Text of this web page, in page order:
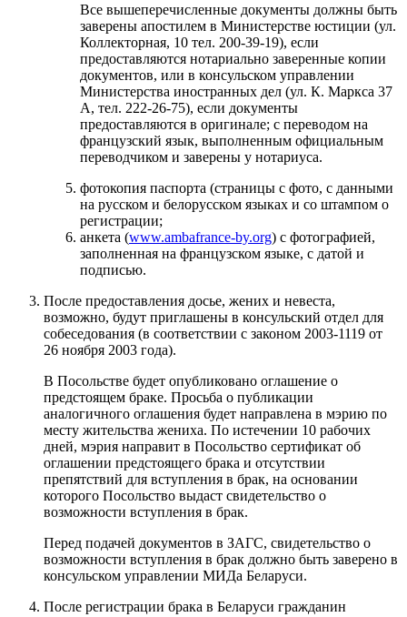
Все вышеперечисленные документы должны быть
заверены апостилем в Министерстве юстиции (ул.
Коллекторная, 10 тел. 200-39-19), если
предоставляются нотариально заверенные копии
документов, или в консульском управлении
Министерства иностранных дел (ул. К. Маркса 37
A, тел. 222-26-75), если документы
предоставляются в оригинале; с переводом на
французский язык, выполненным официальным
переводчиком и заверены у нотариуса.
фотокопия паспорта (страницы с фото, с данными
на русском и белорусском языках и со штампом о
регистрации;
анкета (www.ambafrance-by.org) с фотографией,
заполненная на французском языке, с датой и
подписью.
После предоставления досье, жених и невеста,
возможно, будут приглашены в консульский отдел для
собеседования (в соответствии с законом 2003-1119 от
26 ноября 2003 года).
В Посольстве будет опубликовано оглашение о
предстоящем браке. Просьба о публикации
аналогичного оглашения будет направлена в мэрию по
месту жительства жениха. По истечении 10 рабочих
дней, мэрия направит в Посольство сертификат об
оглашении предстоящего брака и отсутствии
препятствий для вступления в брак, на основании
которого Посольство выдаст свидетельство о
возможности вступления в брак.
Перед подачей документов в ЗАГС, свидетельство о
возможности вступления в брак должно быть заверено в
консульском управлении МИДа Беларуси.
После регистрации брака в Беларуси гражданин